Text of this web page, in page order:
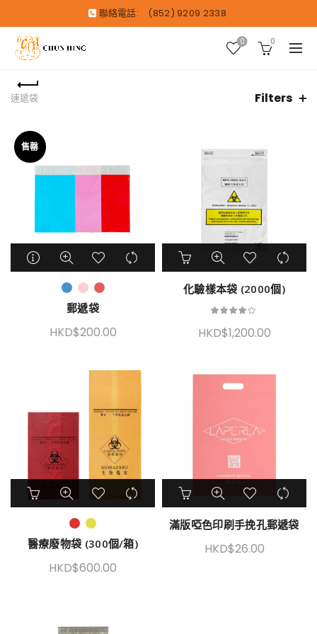
聯絡電話: (852) 9209 2338
0 0
速遞袋 Filters
售罄
郵遞袋
HKD$200.00
化驗樣本袋 (2000個)
HKD$1,200.00
醫療廢物袋 (300個/箱)
HKD$600.00
滿版啞色印刷手挽孔郵遞袋
HKD$26.00